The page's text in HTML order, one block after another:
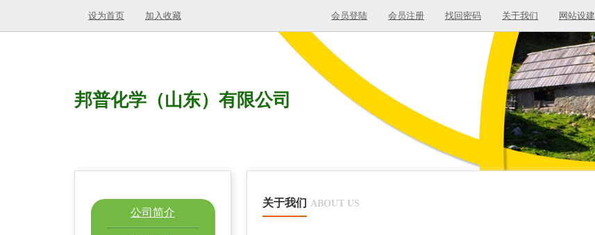
设为首页 加入收藏 会员登陆 会员注册 找回密码 关于我们 网站设建
邦普化学（山东）有限公司
公司简介
关于我们 ABOUT US